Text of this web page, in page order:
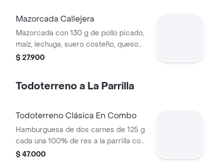
Mazorcada Callejera
Mazorcada con 130 g de pollo picado,
maíz, lechuga, suero costeño, queso
costeño, salsa BBQ, salsa Corral,
$ 27.900
Todoterreno a La Parrilla
Todoterreno Clásica En Combo
Hamburguesa de dos carnes de 125 g
cada una 100% de res a la parrilla con
salsa bbq, queso mozzarella, lechuga,
$ 47.000